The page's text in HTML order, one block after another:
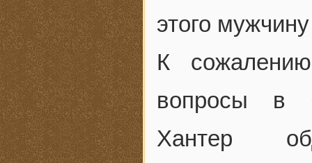
этого
К
вопросы в
Хантер